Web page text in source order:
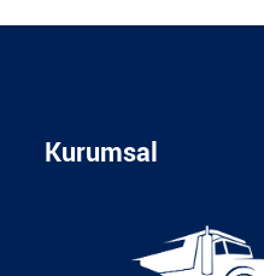
Kurumsal